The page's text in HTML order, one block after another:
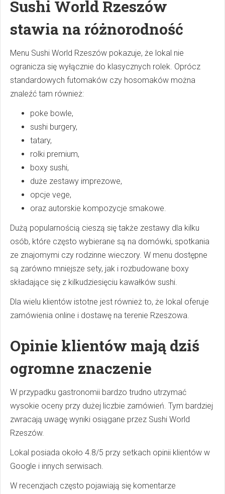
Sushi World Rzeszów
stawia na różnorodność
Menu Sushi World Rzeszów pokazuje, że lokal nie
ogranicza się wyłącznie do klasycznych rolek. Oprócz
standardowych futomaków czy hosomaków można
znaleźć tam również:
poke bowle,
sushi burgery,
tatary,
rolki premium,
boxy sushi,
duże zestawy imprezowe,
opcje vege,
oraz autorskie kompozycje smakowe.
Dużą popularnością cieszą się także zestawy dla kilku
osób, które często wybierane są na domówki, spotkania
ze znajomymi czy rodzinne wieczory. W menu dostępne
są zarówno mniejsze sety, jak i rozbudowane boxy
składające się z kilkudziesięciu kawałków sushi.
Dla wielu klientów istotne jest również to, że lokal oferuje
zamówienia online i dostawę na terenie Rzeszowa.
Opinie klientów mają dziś
ogromne znaczenie
W przypadku gastronomii bardzo trudno utrzymać
wysokie oceny przy dużej liczbie zamówień. Tym bardziej
zwracają uwagę wyniki osiągane przez Sushi World
Rzeszów.
Lokal posiada około 4.8/5 przy setkach opinii klientów w
Google i innych serwisach.
W recenzjach często pojawiają się komentarze